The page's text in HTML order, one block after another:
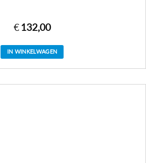
€ 132,00
IN WINKELWAGEN